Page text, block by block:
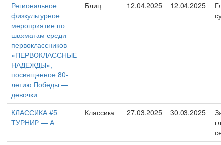
Региональное
физкультурное
мероприятие по
шахматам среди
первоклассников
«ПЕРВОКЛАССНЫЕ
НАДЕЖДЫ»,
посвященное 80-
летию Победы —
девочки
Блиц 12.04.2025 12.04.2025
КЛАССИКА #5
ТУРНИР — А
Классика 27.03.2025 30.03.2025